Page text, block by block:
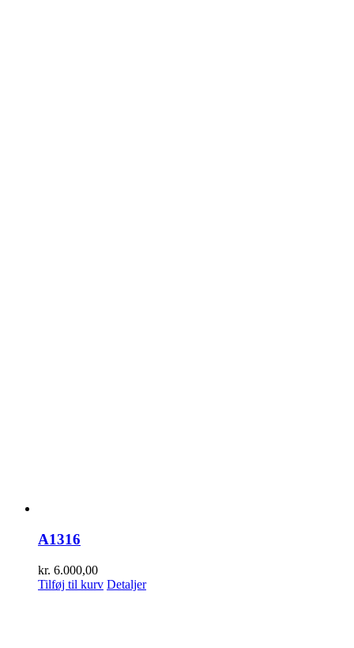
A1316
kr. 6.000,00
Tilføj til kurv Detaljer